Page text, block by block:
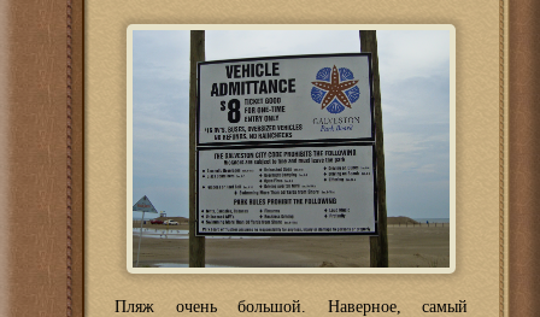
Пляж очень большой. Наверное, самый